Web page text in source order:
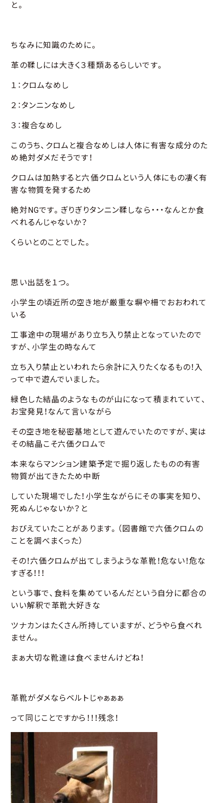
と。
ちなみに知識のために。
革の鞣しには大きく３種類あるらしいです。
１：クロムなめし
２：タンニンなめし
３：複合なめし
このうち、クロムと複合なめしは人体に有害な成分のた
め絶対ダメだそうです！
クロムは加熱すると六価クロムという人体にもの凄く有
害な物質を発するため
絶対NGです。ぎりぎりタンニン鞣しなら・・・なんとか食
べれるんじゃないか？
くらいとのことでした。
思い出話を１つ。
小学生の頃近所の空き地が厳重な塀や柵でおおわれて
いる
工事途中の現場があり立ち入り禁止となっていたので
すが、小学生の時なんて
立ち入り禁止といわれたら余計に入りたくなるもの！入
って中で遊んでいました。
緑色した結晶のようなものが山になって積まれていて、
お宝発見！なんて言いながら
その空き地を秘密基地として遊んでいたのですが、実は
その結晶こそ六価クロムで
本来ならマンション建築予定で掘り返したものの有害
物質が出てきたため中断
していた現場でした！小学生ながらにその事実を知り、
死ぬんじゃないか？と
おびえていたことがあります。（図書館で六価クロムの
ことを調べまくった）
その！六価クロムが出てしまうような革靴！危ない！危な
すぎる！！！
という事で、食料を集めているんだという自分に都合の
いい解釈で革靴大好きな
ツナカンはたくさん所持していますが、どうやら食べれ
ません。
まぁ大切な靴達は食べませんけどね！
革靴がダメならベルトじゃぁぁぁ
って同じことですから！！！残念！